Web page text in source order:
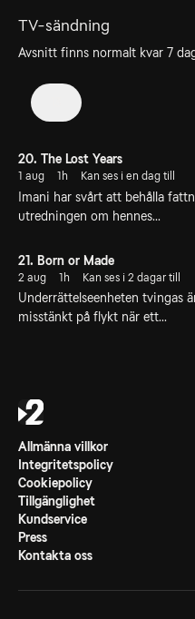
TV-sändning
Avsnitt finns normalt kvar 7
20. The Lost Years
1 aug 1h Kan ses i en dag till
Imani har svårt att behålla
utredningen om hennes...
21. Born or Made
2 aug 1h Kan ses i 2 dagar till
Underrättelseenheten tvingas
misstänkt på flykt när ett...
Allmänna villkor
Integritetspolicy
Cookiepolicy
Tillgänglighet
Kundservice
Press
Kontakta oss